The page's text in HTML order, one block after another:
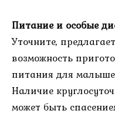
Питание и особые
Уточните,
возможность
питания для
Наличие
может быть